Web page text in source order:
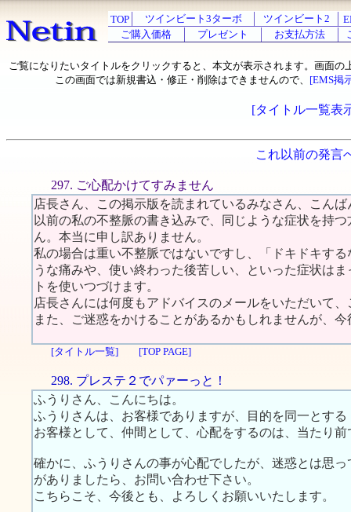
TOP ツインビート3ターボ ツインビート2
ご購入価格
プレゼント お支払方法
ご覧になりたいタイトルをクリックすると、本文が表示されます。画面の
この画面では新規書込・修正・削除はできませんので、 [EMS掲
[タイトル一覧表
これ以前の発言
297. ご心配かけてすみません
店長さん、この掲示版を読まれているみなさん、こんば
以前の私の不整脈の書き込みで、同じような症状を持
ん。本当に申し訳ありません。
私の場合は重い不整脈ではないですし、「ドキドキす
うな痛みや、使い終わった後苦しい、といった症状は
トを使いつづけます。
店長さんには何度もアドバイスのメールをいただいて
また、ご迷惑をかけることがあるかもしれませんが、
[タイトル一覧] [TOP PAGE]
298. プレステ２でパァーっと！
ふうりさん、こんにちは。
ふうりさんは、お客様でありますが、目的を同一とす
お客様として、仲間として、心配をするのは、当たり
確かに、ふうりさんの事が心配でしたが、迷惑とは思
がありましたら、お問い合わせ下さい。
こちらこそ、今後とも、よろしくお願いいたします。